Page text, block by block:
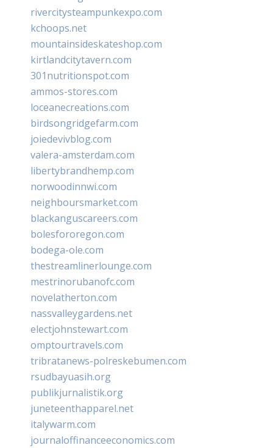
rivercitysteampunkexpo.com
kchoops.net
mountainsideskateshop.com
kirtlandcitytavern.com
301nutritionspot.com
ammos-stores.com
loceanecreations.com
birdsongridgefarm.com
joiedevivblog.com
valera-amsterdam.com
libertybrandhemp.com
norwoodinnwi.com
neighboursmarket.com
blackanguscareers.com
bolesfororegon.com
bodega-ole.com
thestreamlinerlounge.com
mestrinorubanofc.com
novelatherton.com
nassvalleygardens.net
electjohnstewart.com
omptourtravels.com
tribratanews-polreskebumen.com
rsudbayuasih.org
publikjurnalistik.org
juneteenthapparel.net
italywarm.com
journaloffinanceeconomics.com